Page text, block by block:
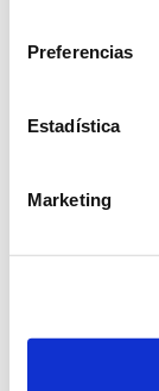
Preferencias
Estadística
Marketing